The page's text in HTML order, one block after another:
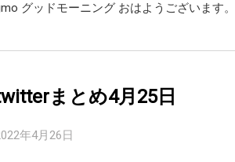
グッドモーニング おはようございます
まとめ4月25日
年4月26日